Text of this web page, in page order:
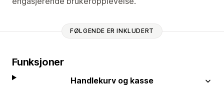
FØLGENDE ER INKLUDERT
Funksjoner
Handlekurv og kasse